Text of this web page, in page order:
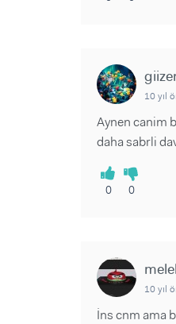
10 yıl
Aynen canim
daha sabrli
0 0
10 yıl
İns cnm ama